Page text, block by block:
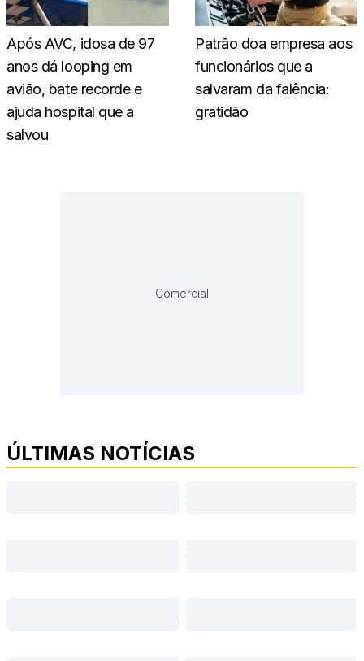
Após AVC, idosa de 97
anos dá looping em
avião, bate recorde e
ajuda hospital que a
salvou
Patrão doa empresa aos
funcionários que a
salvaram da falência:
gratidão
Comercial
ÚLTIMAS NOTÍCIAS